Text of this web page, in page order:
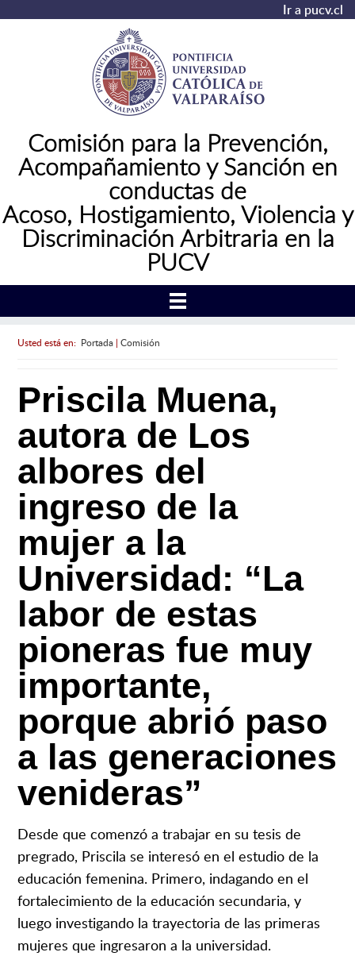
Ir a pucv.cl
Comisión para la Prevención,
Acompañamiento y Sanción en
conductas de
Acoso, Hostigamiento, Violencia y
Discriminación Arbitraria en la
PUCV
Usted está en: Portada| Comisión
Priscila Muena,
autora de Los
albores del
ingreso de la
mujer a la
Universidad: “La
labor de estas
pioneras fue muy
importante,
porque abrió paso
a las generaciones
venideras”
Desde que comenzó a trabajar en su tesis de
pregrado, Priscila se interesó en el estudio de la
educación femenina. Primero, indagando en el
fortalecimiento de la educación secundaria, y
luego investigando la trayectoria de las primeras
mujeres que ingresaron a la universidad.